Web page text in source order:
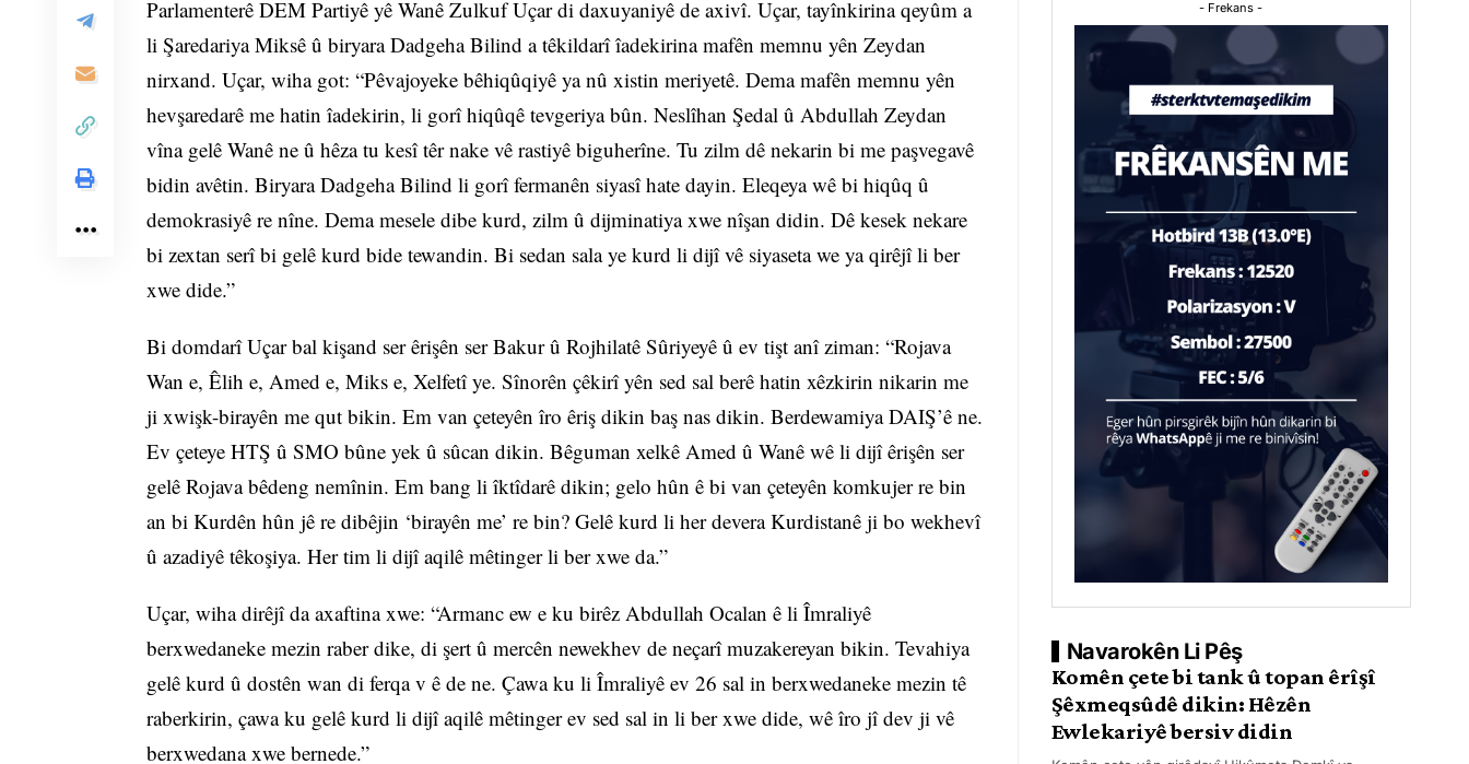
Parlamenterê DEM Partiyê yê Wanê Zulkuf Uçar di daxuyaniyê de axivî. Uçar, tayînkirina qeyûm a
li Şaredariya Miksê û biryara Dadgeha Bilind a têkildarî îadekirina mafên memnu yên Zeydan
nirxand. Uçar, wiha got: “Pêvajoyeke bêhiqûqiyê ya nû xistin meriyetê. Dema mafên memnu yên
hevşaredarê me hatin îadekirin, li gorî hiqûqê tevgeriya bûn. Neslîhan Şedal û Abdullah Zeydan
vîna gelê Wanê ne û hêza tu kesî têr nake vê rastiyê biguherîne. Tu zilm dê nekarin bi me paşvegavê
bidin avêtin. Biryara Dadgeha Bilind li gorî fermanên siyasî hate dayin. Eleqeya wê bi hiqûq û
demokrasiyê re nîne. Dema mesele dibe kurd, zilm û dijminatiya xwe nîşan didin. Dê kesek nekare
bi zextan serî bi gelê kurd bide tewandin. Bi sedan sala ye kurd li dijî vê siyaseta we ya qirêjî li ber
xwe dide.”
Bi domdarî Uçar bal kişand ser êrişên ser Bakur û Rojhilatê Sûriyeyê û ev tişt anî ziman: “Rojava
Wan e, Êlih e, Amed e, Miks e, Xelfetî ye. Sînorên çêkirî yên sed sal berê hatin xêzkirin nikarin me
ji xwişk-birayên me qut bikin. Em van çeteyên îro êriş dikin baş nas dikin. Berdewamiya DAIŞ’ê ne.
Ev çeteye HTŞ û SMO bûne yek û sûcan dikin. Bêguman xelkê Amed û Wanê wê li dijî êrişên ser
gelê Rojava bêdeng nemînin. Em bang li îktîdarê dikin; gelo hûn ê bi van çeteyên komkujer re bin
an bi Kurdên hûn jê re dibêjin ‘birayên me’ re bin? Gelê kurd li her devera Kurdistanê ji bo wekhevî
û azadiyê têkoşiya. Her tim li dijî aqilê mêtinger li ber xwe da.”
Uçar, wiha dirêjî da axaftina xwe: “Armanc ew e ku birêz Abdullah Ocalan ê li Îmraliyê
berxwedaneke mezin raber dike, di şert û mercên newekhev de neçarî muzakereyan bikin. Tevahiya
gelê kurd û dostên wan di ferqa v ê de ne. Çawa ku li Îmraliyê ev 26 sal in berxwedaneke mezin tê
raberkirin, çawa ku gelê kurd li dijî aqilê mêtinger ev sed sal in li ber xwe dide, wê îro jî dev ji vê
berxwedana xwe bernede.”
- Frekans -
Navarokên Li Pêş
Komên çete bi tank û topan êrîşî
Şêxmeqsûdê dikin: Hêzên
Ewlekariyê bersiv didin